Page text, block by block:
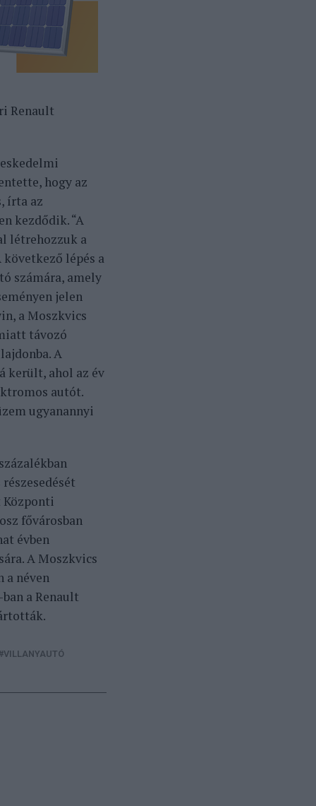
Renault
hogy az
írta az
kezdődik. “A
létrehozzuk a
lépés a
számára, amely
jelen
a Moszkvics
távozó
A
került, ahol az év
autót.
ugyanannyi
fővárosban
évben
A Moszkvics
a néven
a Renault
VILLANYAUTÓ